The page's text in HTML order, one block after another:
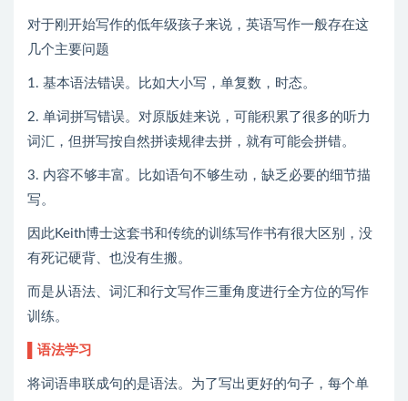
对于刚开始写作的低年级孩子来说，英语写作一般存在这
几个主要问题
1. 基本语法错误。比如大小写，单复数，时态。
2. 单词拼写错误。对原版娃来说，可能积累了很多的听力
词汇，但拼写按自然拼读规律去拼，就有可能会拼错。
3. 内容不够丰富。比如语句不够生动，缺乏必要的细节描
写。
因此Keith博士这套书和传统的训练写作书有很大区别，没
有死记硬背、也没有生搬。
而是从语法、词汇和行文写作三重角度进行全方位的写作
训练。
▌语法学习
将词语串联成句的是语法。为了写出更好的句子，每个单